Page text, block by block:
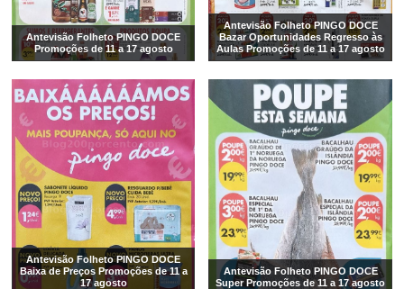
Antevisão Folheto PINGO DOCE
Promoções de 11 a 17 agosto
Antevisão Folheto PINGO DOCE
Bazar Oportunidades Regresso às
Aulas Promoções de 11 a 17 agosto
Antevisão Folheto PINGO DOCE
Baixa de Preços Promoções de 11 a
17 agosto
Antevisão Folheto PINGO DOCE
Super Promoções de 11 a 17 agosto